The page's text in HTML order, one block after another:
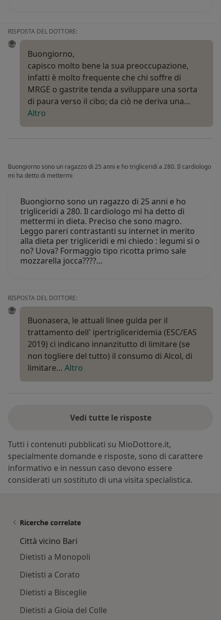
RISPOSTA DEL DOTTORE:
Buongiorno,
capisco molto bene la sua preoccupazione,
infatti è molto frequente che chi soffre di
MRGE o gastrite tenda a sviluppare una sorta
di paura verso il cibo; da ciò ne deriva una…
Altro
Buongiorno sono un ragazzo di 25 anni e ho trigliceridi a 280. Il cardiologo
mi ha detto di mettermi
Buongiorno sono un ragazzo di 25 anni e ho
trigliceridi a 280. Il cardiologo mi ha detto di
mettermi in dieta. Preciso che sono magro.
Leggo pareri contrastanti su internet in merito
alla dieta per trigliceridi e mi chiedo : legumi si o
no? Uova? Formaggio tipo ricotta primo sale
mozzarella jocca????…
RISPOSTA DEL DOTTORE:
Buonasera, le attuali linee guida per il
trattamento dell' ipertrigliceridemia (ESC/EAS
2019) ci indicano innanzitutto di limitare (se
non togliere del tutto) il consumo di Alcol, di
limitare… Altro
Vedi tutte le risposte
Tutti i contenuti pubblicati su MioDottore.it,
specialmente domande e risposte, sono di carattere
informativo e in nessun caso devono essere
considerati un sostituto di una visita specialistica.
Ricerche correlate
Città vicino Bari
Dietisti a Monopoli
Dietisti a Corato
Dietisti a Bisceglie
Dietisti a Gioia del Colle